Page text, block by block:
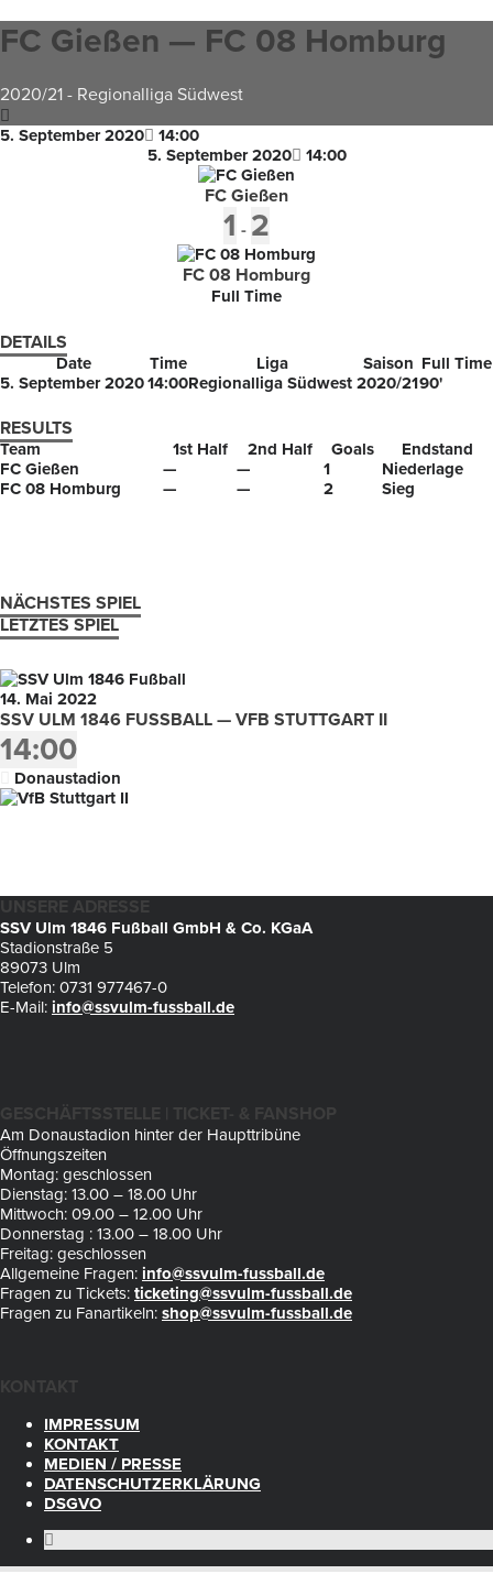
FC Gießen — FC 08 Homburg
2020/21 - Regionalliga Südwest
5. September 2020
14:00
5. September 2020
14:00
FC Gießen
1 - 2
FC 08 Homburg
Full Time
DETAILS
Date Time Liga Saison Full Time
5. September 202014:00Regionalliga Südwest 2020/2190'
RESULTS
Team 1st Half 2nd Half Goals
Endstand
FC Gießen
— — 1
Niederlage
FC 08 Homburg
— — 2 Sieg
NÄCHSTES SPIEL
LETZTES SPIEL
14. Mai 2022
SSV ULM 1846 FUSSBALL — VFB STUTTGART II
14:00
Donaustadion
UNSERE ADRESSE
SSV Ulm 1846 Fußball GmbH & Co. KGaA
Stadionstraße 5
89073 Ulm
Telefon: 0731 977467-0
E-Mail: info@ssvulm-fussball.de
GESCHÄFTSSTELLE | TICKET- & FANSHOP
Am Donaustadion hinter der Haupttribüne
Öffnungszeiten
Montag: geschlossen
Dienstag: 13.00 – 18.00 Uhr
Mittwoch: 09.00 – 12.00 Uhr
Donnerstag : 13.00 – 18.00 Uhr
Freitag: geschlossen
Allgemeine Fragen: info@ssvulm-fussball.de
Fragen zu Tickets: ticketing@ssvulm-fussball.de
Fragen zu Fanartikeln: shop@ssvulm-fussball.de
KONTAKT
IMPRESSUM
KONTAKT
MEDIEN / PRESSE
DATENSCHUTZERKLÄRUNG
DSGVO